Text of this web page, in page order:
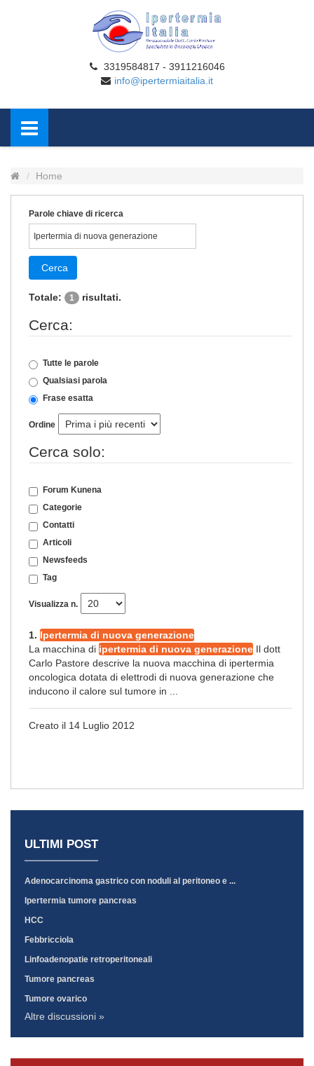
3319584817 - 3911216046
info@ipertermiaitalia.it
Home
Parole chiave di ricerca
Cerca
Totale: 1 risultati.
Cerca:
Tutte le parole
Qualsiasi parola
Frase esatta
Ordine
Cerca solo:
Forum Kunena
Categorie
Contatti
Articoli
Newsfeeds
Tag
Visualizza n.
1. Ipertermia di nuova generazione
La macchina di ipertermia di nuova generazione Il dott
Carlo Pastore descrive la nuova macchina di ipertermia
oncologica dotata di elettrodi di nuova generazione che
inducono il calore sul tumore in ...
Creato il 14 Luglio 2012
ULTIMI POST
Adenocarcinoma gastrico con noduli al peritoneo e ...
Ipertermia tumore pancreas
HCC
Febbricciola
Linfoadenopatie retroperitoneali
Tumore pancreas
Tumore ovarico
Altre discussioni »